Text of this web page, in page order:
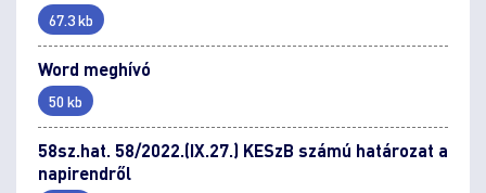
67.3 kb
Word meghívó
50 kb
58sz.hat. 58/2022.(IX.27.) KESzB számú határozat a
napirendről